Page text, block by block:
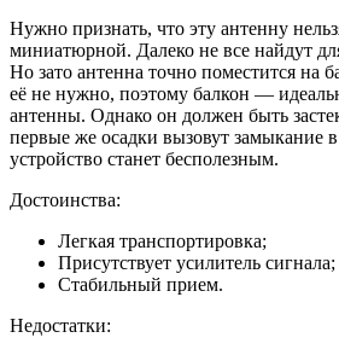
Нужно признать, что эту антенну
миниатюрной. Далеко не все найдут
Но зато антенна точно поместится на
её не нужно, поэтому балкон —
антенны. Однако он должен быть
первые же осадки вызовут замыкание
устройство станет бесполезным.
Достоинства:
Легкая транспортировка;
Присутствует усилитель сигнала;
Стабильный прием.
Недостатки: